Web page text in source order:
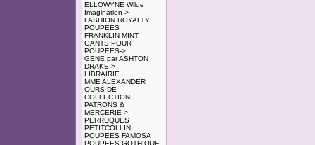
ELLOWYNE Wilde
Imagination->
FASHION ROYALTY
POUPEES
FRANKLIN MINT
GANTS POUR
POUPEES->
GENE par ASHTON
DRAKE->
LIBRAIRIE
MME ALEXANDER
OURS DE
COLLECTION
PATRONS &
MERCERIE->
PERRUQUES
PETITCOLLIN
POUPEES FAMOSA
POUPEES GOTHIQUE